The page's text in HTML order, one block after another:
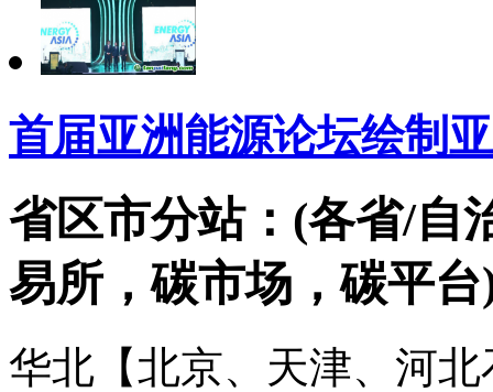
首届亚洲能源论坛绘制
省区市分站：(各省/自
易所，碳市场，碳平台
华北【北京、天津、河